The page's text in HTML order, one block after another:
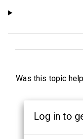
Was this topic
Log in to